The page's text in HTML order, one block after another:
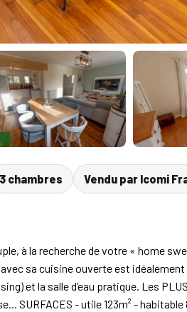
3 chambres Vendu par Icomi
à la recherche de votre « home
sa cuisine ouverte est
et la salle d’eau pratique. Les
SURFACES - utile 123m² - habitable